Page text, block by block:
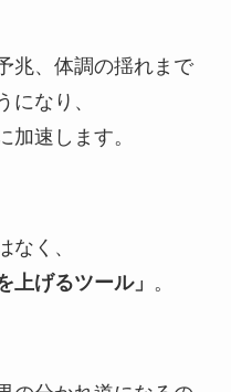
兆、体調の揺れまで
になり、
加速します。
なく、
上げるツール」 。